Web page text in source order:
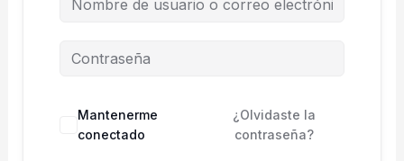
Mantenerme
conectado
¿Olvidaste la
contraseña?